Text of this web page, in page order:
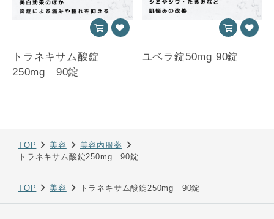
トラネキサム酸錠
250mg 90錠
ユベラ錠50mg 90錠
TOP 美容
美容内服薬
トラネキサム酸錠250mg 90錠
TOP 美容 トラネキサム酸錠250mg 90錠